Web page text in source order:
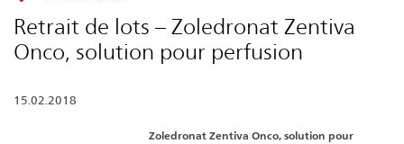
Retrait de lots – Zoledronat Zentiva
Onco, solution pour perfusion
15.02.2018
Zoledronat Zentiva Onco, solution pour